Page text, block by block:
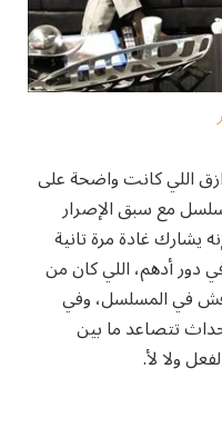
اللي كانت واضحة على
مع سبق الإصرار
غادة مرة تانية
أكبر في موسم رمضان 2013 في دور أدهم، اللي كان من
في المسلسل، وفي
تتصاعد ما بين
ولا لأ.